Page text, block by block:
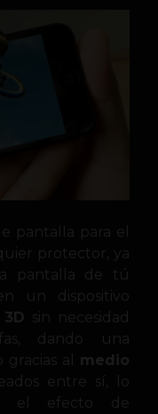
pantalla para el
protector, ya
pantalla de tú
un dispositivo
3D sin necesidad
dando una
al medio
entre sí, lo
el efecto de